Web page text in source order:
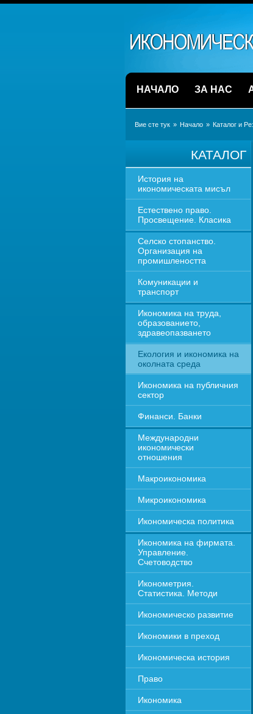
НАЧАЛО ЗА НАС
Вие сте тук » Начало » Каталог и
КАТАЛОГ
История на
икономическата мисъл
Естествено право.
Просвещение. Класика
Селско стопанство.
Организация на
промишлеността
Комуникации и
транспорт
Икономика на труда,
образованието,
здравеопазването
Екология и икономика на
околната среда
Икономика на публичния
сектор
Финанси. Банки
Международни
икономически
отношения
Макроикономика
Микроикономика
Икономическа политика
Икономика на фирмата.
Управление.
Счетоводство
Иконометрия.
Статистика. Методи
Икономическо развитие
Икономики в преход
Икономическа история
Право
Икономика